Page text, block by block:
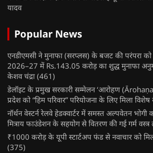
यादव
Popular News
एनडीएमसी ने मुनाफा (सरप्लस) के बजट की परंपरा को
2026–27 में Rs.143.05 करोड़ का शुद्ध मुनाफा
केशव चंद्रा (461)
डेलॉइट के प्रमुख सरकारी सम्मेलन ‘आरोहण
प्रदेश को “हिम परिवार” परियोजना के लिए मिला विशेष
नॉर्थन वेस्टर्न रेलवे हेडक्वार्टर में समस्त अल्पवेतन भोगी
मित्राय फाउंडेशन के सहयोग से वितरण की गई गर्म वस्त्र
₹1000 करोड़ के यूपी स्टार्टअप फंड से नवाचार को
(375)